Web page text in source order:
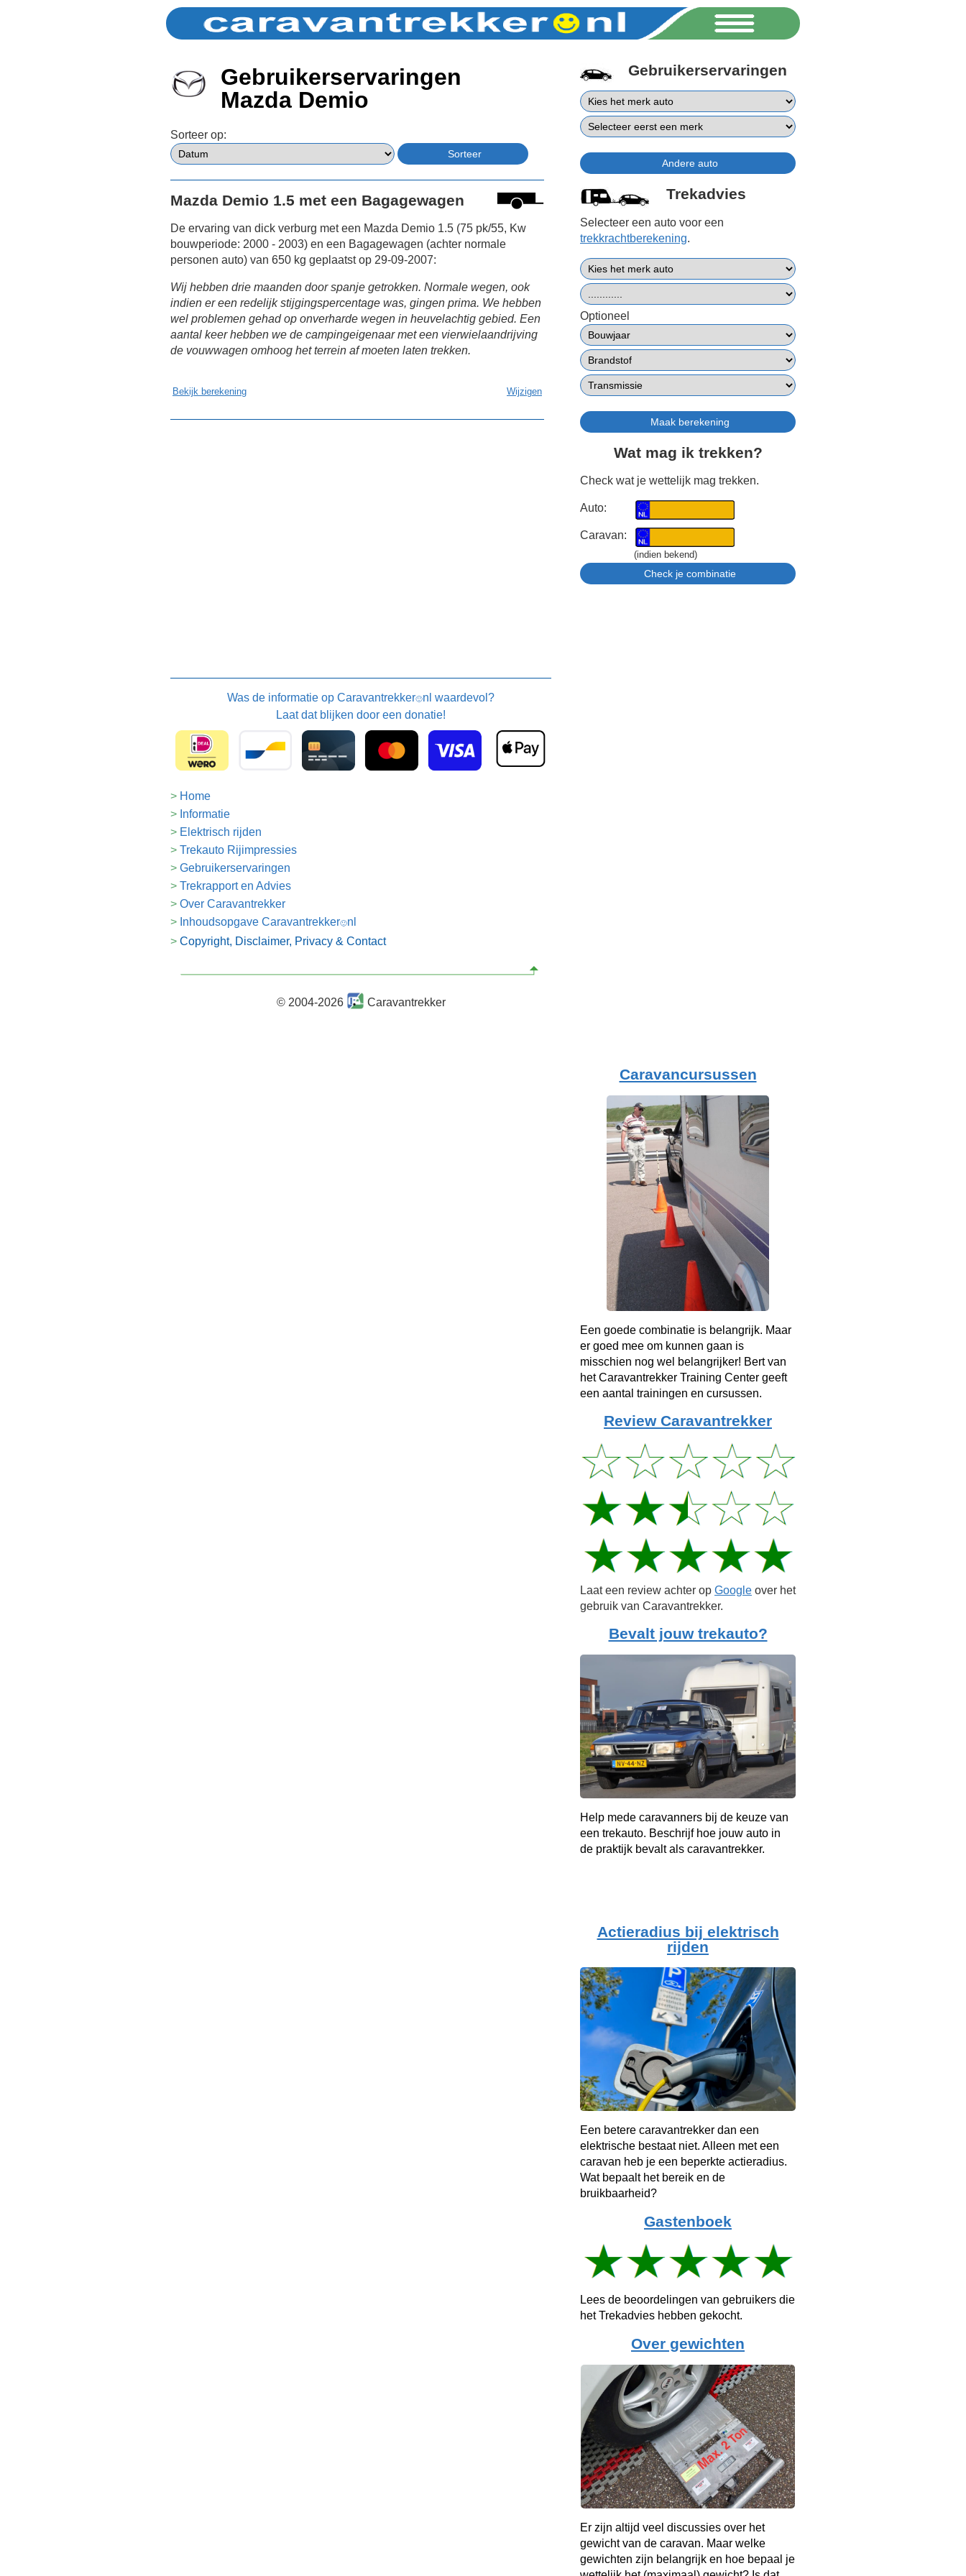
Gebruikerservaringen
Mazda Demio
Sorteer op:
Mazda Demio 1.5 met een Bagagewagen
De ervaring van dick verburg met een Mazda Demio 1.5 (75 pk/55, Kw
bouwperiode: 2000 - 2003) en een Bagagewagen (achter normale
personen auto) van 650 kg geplaatst op 29-09-2007:
Wij hebben drie maanden door spanje getrokken. Normale wegen, ook
indien er een redelijk stijgingspercentage was, gingen prima. We hebben
wel problemen gehad op onverharde wegen in heuvelachtig gebied. Een
aantal keer hebben we de campingeigenaar met een vierwielaandrijving
de vouwwagen omhoog het terrein af moeten laten trekken.
Bekijk berekening Wijzigen
Gebruikerservaringen
Trekadvies
Selecteer een auto voor een
trekkrachtberekening.
Optioneel
Wat mag ik trekken?
Check wat je wettelijk mag trekken.
Auto:
Caravan:
(indien bekend)
Caravancursussen
Een goede combinatie is belangrijk. Maar
er goed mee om kunnen gaan is
misschien nog wel belangrijker! Bert van
het Caravantrekker Training Center geeft
een aantal trainingen en cursussen.
Review Caravantrekker
Laat een review achter op Google over het
gebruik van Caravantrekker.
Bevalt jouw trekauto?
Help mede caravanners bij de keuze van
een trekauto. Beschrijf hoe jouw auto in
de praktijk bevalt als caravantrekker.
Actieradius bij elektrisch
rijden
Een betere caravantrekker dan een
elektrische bestaat niet. Alleen met een
caravan heb je een beperkte actieradius.
Wat bepaalt het bereik en de
bruikbaarheid?
Gastenboek
Lees de beoordelingen van gebruikers die
het Trekadvies hebben gekocht.
Over gewichten
Er zijn altijd veel discussies over het
gewicht van de caravan. Maar welke
gewichten zijn belangrijk en hoe bepaal je
Was de informatie op Caravantrekker🙂nl waardevol?
Laat dat blijken door een donatie!
Home
Informatie
Elektrisch rijden
Trekauto Rijimpressies
Gebruikerservaringen
Trekrapport en Advies
Over Caravantrekker
Inhoudsopgave Caravantrekker🙂nl
Copyright, Disclaimer, Privacy & Contact
© 2004-2026 Caravantrekker